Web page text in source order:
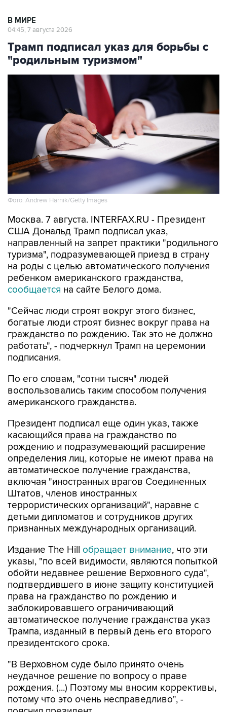
В МИРЕ
04:45, 7 августа 2026
Трамп подписал указ для борьбы с
"родильным туризмом"
Фото: Andrew Harnik/Getty Images
Москва. 7 августа. INTERFAX.RU - Президент
США Дональд Трамп подписал указ,
направленный на запрет практики "родильного
туризма", подразумевающей приезд в страну
на роды с целью автоматического получения
ребенком американского гражданства,
сообщается на сайте Белого дома.
"Сейчас люди строят вокруг этого бизнес,
богатые люди строят бизнес вокруг права на
гражданство по рождению. Так это не должно
работать", - подчеркнул Трамп на церемонии
подписания.
По его словам, "сотни тысяч" людей
воспользовались таким способом получения
американского гражданства.
Президент подписал еще один указ, также
касающийся права на гражданство по
рождению и подразумевающий расширение
определения лиц, которые не имеют права на
автоматическое получение гражданства,
включая "иностранных врагов Соединенных
Штатов, членов иностранных
террористических организаций", наравне с
детьми дипломатов и сотрудников других
признанных международных организаций.
Издание The Hill обращает внимание, что эти
указы, "по всей видимости, являются попыткой
обойти недавнее решение Верховного суда",
подтвердившего в июне защиту конституцией
права на гражданство по рождению и
заблокировавшего ограничивающий
автоматическое получение гражданства указ
Трампа, изданный в первый день его второго
президентского срока.
"В Верховном суде было принято очень
неудачное решение по вопросу о праве
рождения. (...) Поэтому мы вносим коррективы,
потому что это очень несправедливо", -